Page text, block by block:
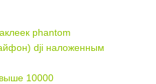
phantom
dji наложенным
10000